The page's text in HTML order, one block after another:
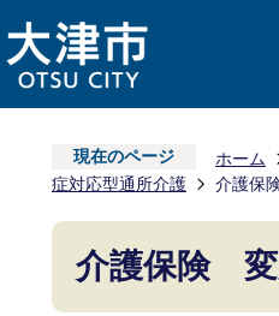
現在のページ ホーム
症対応型通所介護
介護保
介護保険 変